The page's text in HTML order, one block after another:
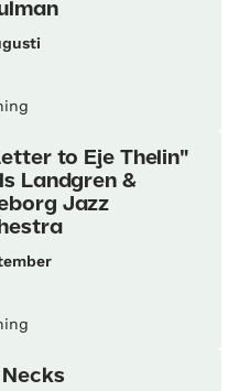
to Eje Thelin"
Landgren &
Jazz
Necks